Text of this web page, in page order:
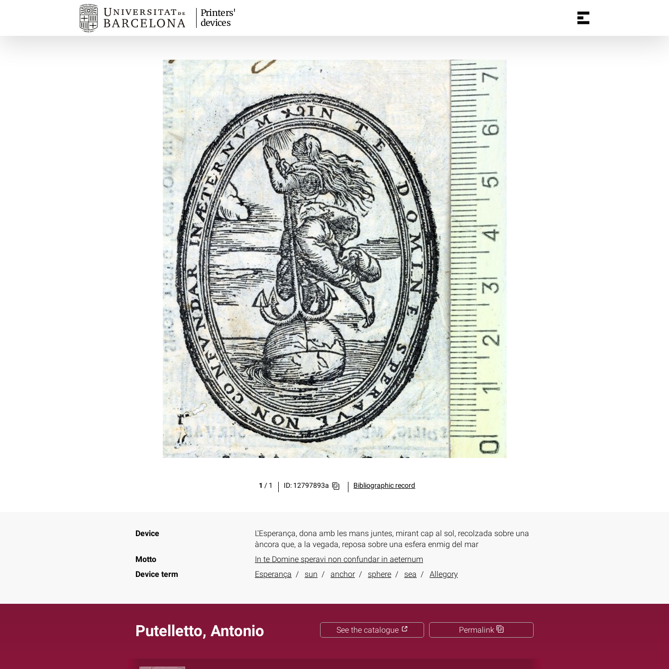
Printers'
devices
1 / 1 ID: 12797893a Bibliographic record
Device
L'Esperança, dona amb les mans juntes, mirant cap al sol, recolzada sobre una
àncora que, a la vegada, reposa sobre una esfera enmig del mar
Motto
In te Domine speravi non confundar in aeternum
Device term
Esperança sun anchor sphere sea Allegory
Putelletto, Antonio Permalink
See the catalogue